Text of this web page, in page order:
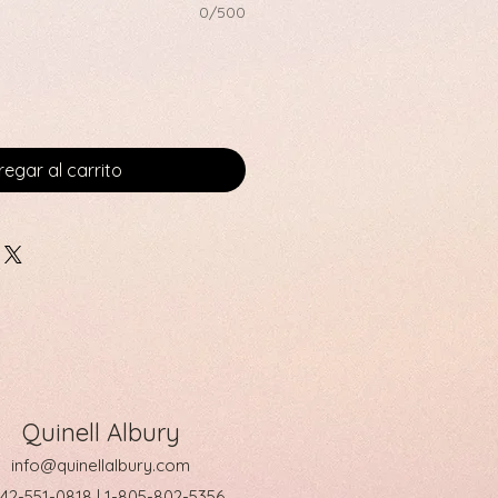
0/500
al carrito
Quinell Albury
info@quinellalbury.com